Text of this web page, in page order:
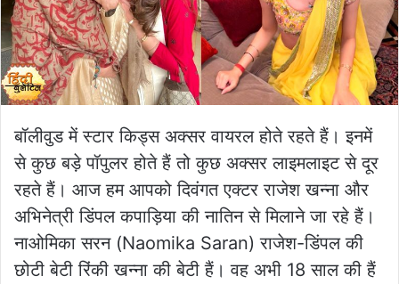
बॉलीवुड में स्टार किड्स अक्सर वायरल होते रहते हैं। इनमें
से कुछ बड़े पॉपुलर होते हैं तो कुछ अक्सर लाइमलाइट से दूर
रहते हैं। आज हम आपको दिवंगत एक्टर राजेश खन्ना और
अभिनेत्री डिंपल कपाड़िया की नातिन से मिलाने जा रहे हैं।
नाओमिका सरन (Naomika Saran) राजेश-डिंपल की
छोटी बेटी रिंकी खन्ना की बेटी हैं। वह अभी 18 साल की हैं